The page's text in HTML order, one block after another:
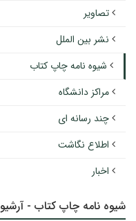
تصاویر
نشر بین الملل
شیوه نامه چاپ کتاب
مراکز دانشگاه
چند رسانه ای
اطلاع نگاشت
اخبار
شیوه نامه چاپ کتاب - آرشیو